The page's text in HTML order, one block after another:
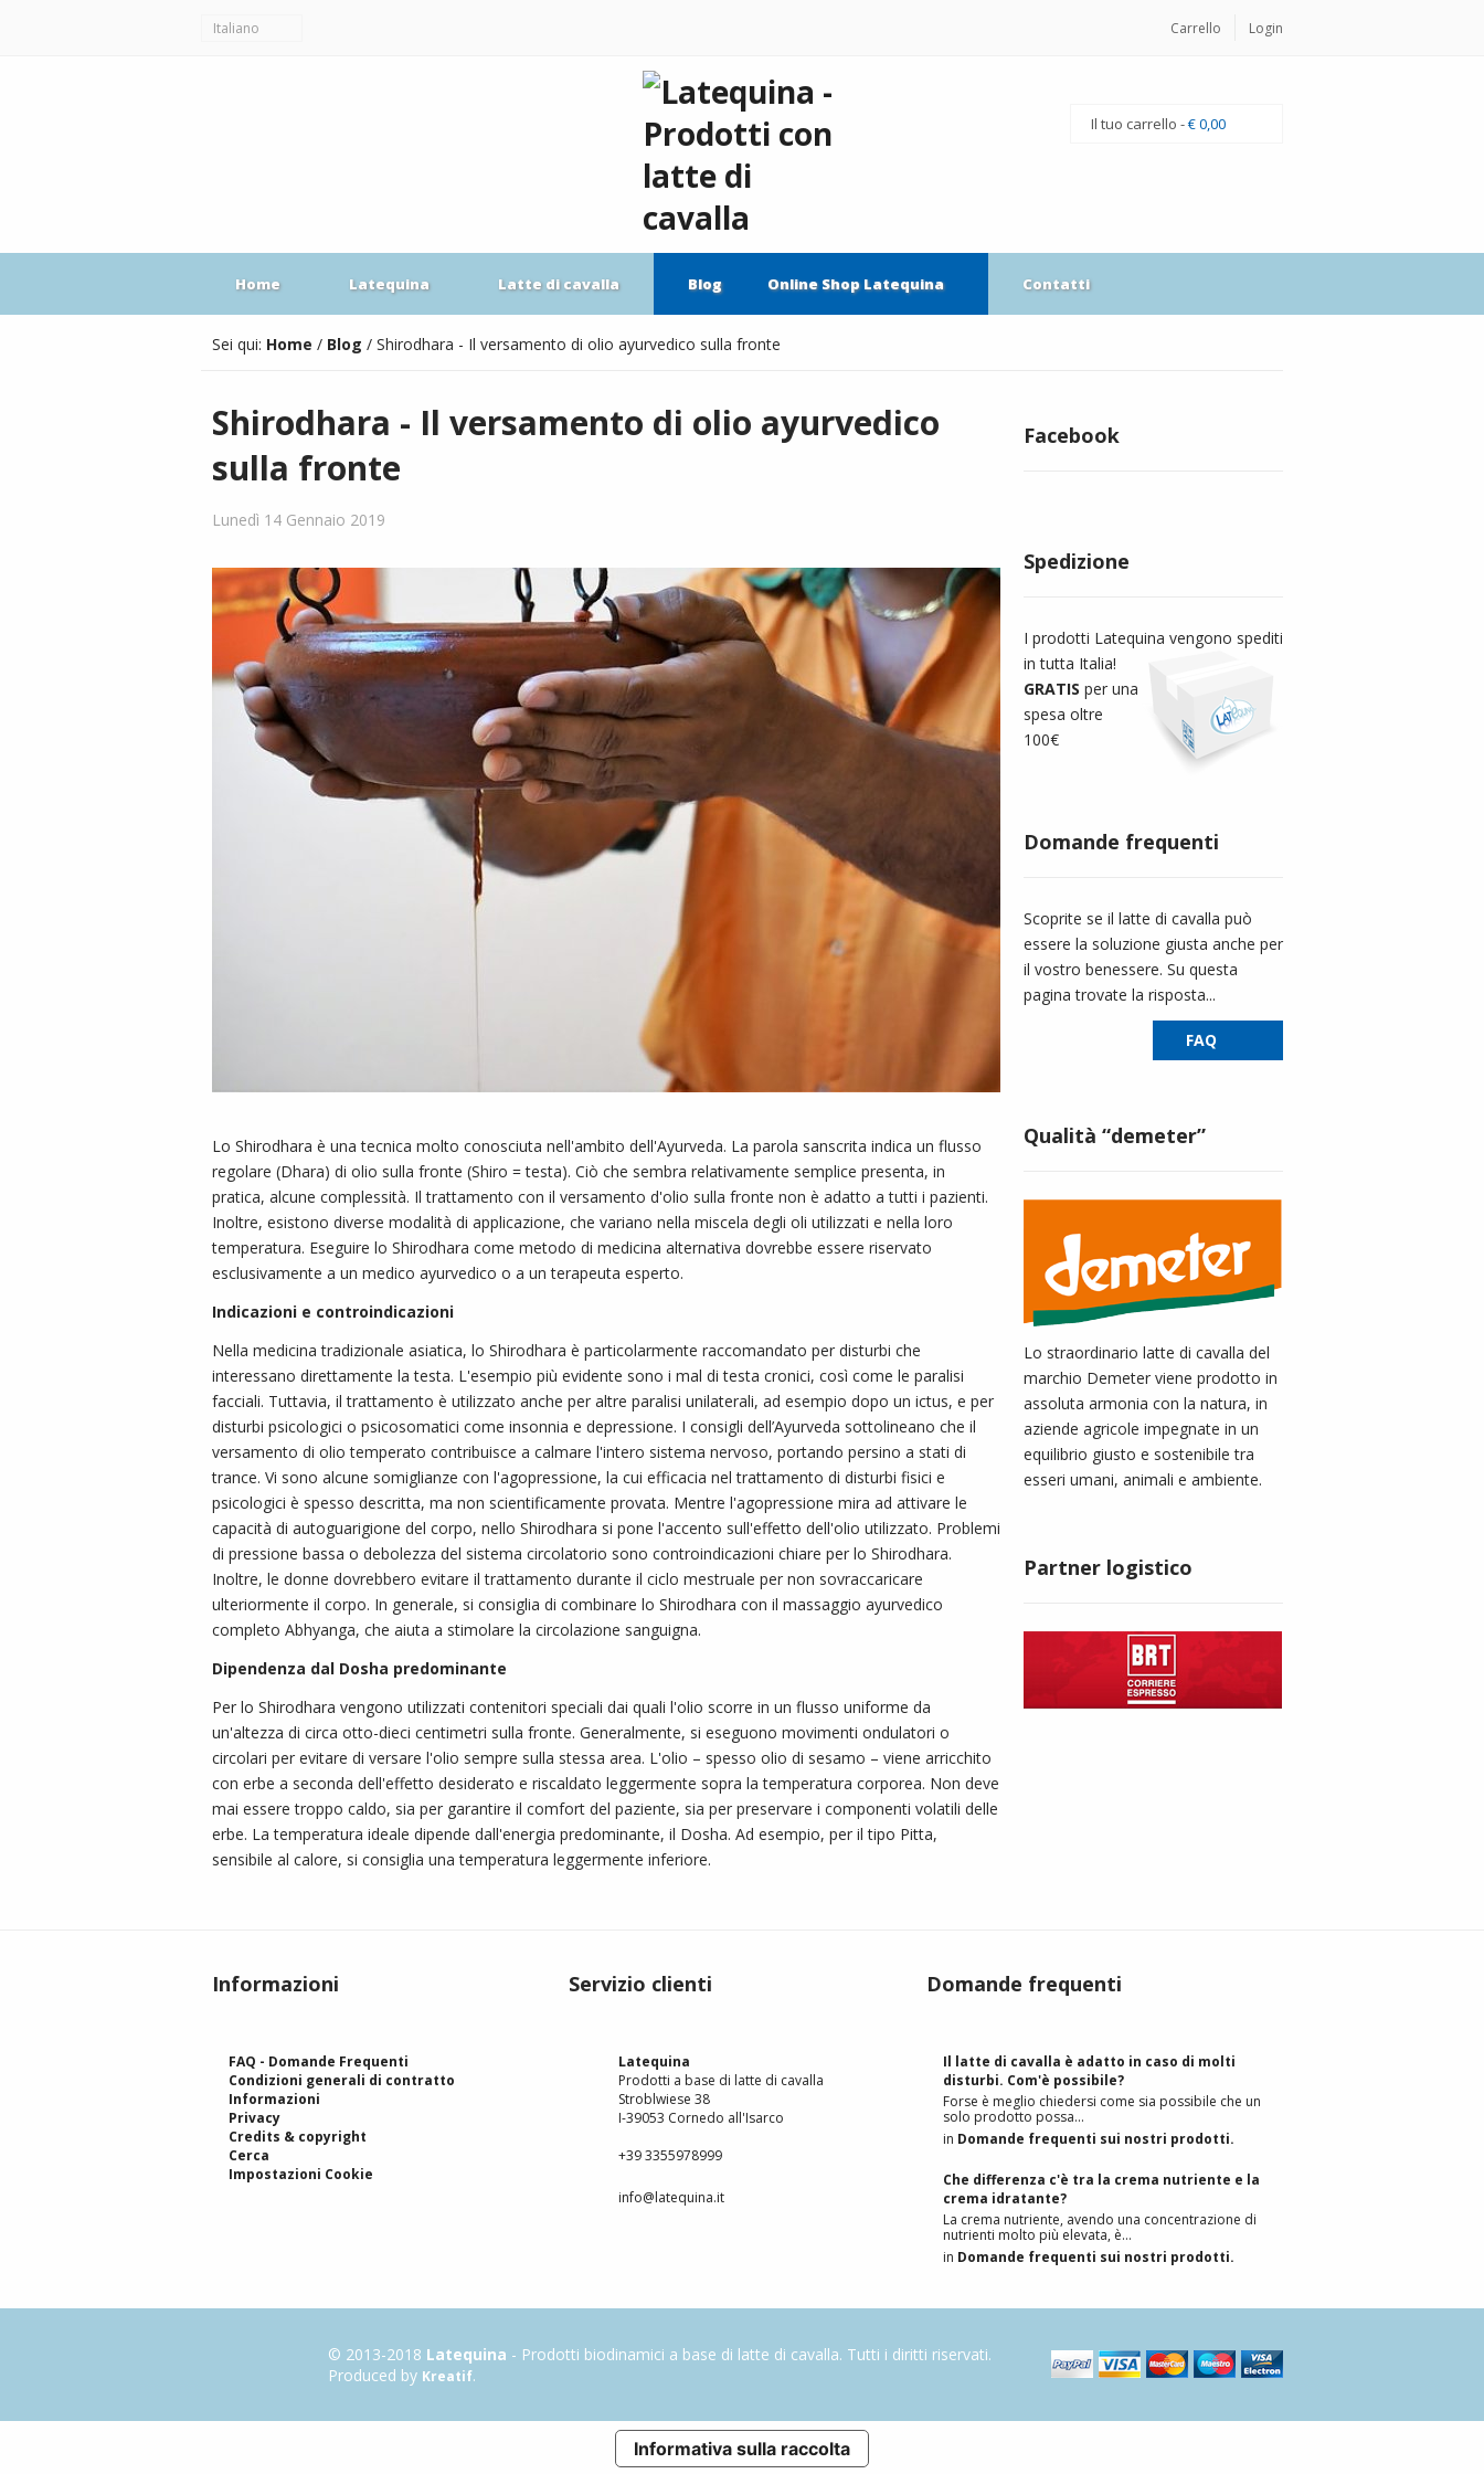
Italiano Carrello Login
Il tuo carrello -€ 0,00
Home Latequina Latte di cavalla Blog Online Shop Latequina Contatti
Sei qui: Home / Blog / Shirodhara - Il versamento di olio ayurvedico sulla fronte
Shirodhara - Il versamento di olio ayurvedico
sulla fronte
Lunedì 14 Gennaio 2019
Lo Shirodhara è una tecnica molto conosciuta nell'ambito dell'Ayurveda. La parola sanscrita indica un flusso
regolare (Dhara) di olio sulla fronte (Shiro = testa). Ciò che sembra relativamente semplice presenta, in
pratica, alcune complessità. Il trattamento con il versamento d'olio sulla fronte non è adatto a tutti i pazienti.
Inoltre, esistono diverse modalità di applicazione, che variano nella miscela degli oli utilizzati e nella loro
temperatura. Eseguire lo Shirodhara come metodo di medicina alternativa dovrebbe essere riservato
esclusivamente a un medico ayurvedico o a un terapeuta esperto.
Indicazioni e controindicazioni
Nella medicina tradizionale asiatica, lo Shirodhara è particolarmente raccomandato per disturbi che
interessano direttamente la testa. L'esempio più evidente sono i mal di testa cronici, così come le paralisi
facciali. Tuttavia, il trattamento è utilizzato anche per altre paralisi unilaterali, ad esempio dopo un ictus, e per
disturbi psicologici o psicosomatici come insonnia e depressione. I consigli dell’Ayurveda sottolineano che il
versamento di olio temperato contribuisce a calmare l'intero sistema nervoso, portando persino a stati di
trance. Vi sono alcune somiglianze con l'agopressione, la cui efficacia nel trattamento di disturbi fisici e
psicologici è spesso descritta, ma non scientificamente provata. Mentre l'agopressione mira ad attivare le
capacità di autoguarigione del corpo, nello Shirodhara si pone l'accento sull'effetto dell'olio utilizzato. Problemi
di pressione bassa o debolezza del sistema circolatorio sono controindicazioni chiare per lo Shirodhara.
Inoltre, le donne dovrebbero evitare il trattamento durante il ciclo mestruale per non sovraccaricare
ulteriormente il corpo. In generale, si consiglia di combinare lo Shirodhara con il massaggio ayurvedico
completo Abhyanga, che aiuta a stimolare la circolazione sanguigna.
Dipendenza dal Dosha predominante
Per lo Shirodhara vengono utilizzati contenitori speciali dai quali l'olio scorre in un flusso uniforme da
un'altezza di circa otto-dieci centimetri sulla fronte. Generalmente, si eseguono movimenti ondulatori o
circolari per evitare di versare l'olio sempre sulla stessa area. L'olio – spesso olio di sesamo – viene arricchito
con erbe a seconda dell'effetto desiderato e riscaldato leggermente sopra la temperatura corporea. Non deve
mai essere troppo caldo, sia per garantire il comfort del paziente, sia per preservare i componenti volatili delle
erbe. La temperatura ideale dipende dall'energia predominante, il Dosha. Ad esempio, per il tipo Pitta,
sensibile al calore, si consiglia una temperatura leggermente inferiore.
Facebook
Spedizione
I prodotti Latequina vengono spediti
in tutta Italia!
GRATIS per una
spesa oltre
100€
Domande frequenti
Scoprite se il latte di cavalla può
essere la soluzione giusta anche per
il vostro benessere. Su questa
pagina trovate la risposta...
FAQ
Qualità “demeter”
Lo straordinario latte di cavalla del
marchio Demeter viene prodotto in
assoluta armonia con la natura, in
aziende agricole impegnate in un
equilibrio giusto e sostenibile tra
esseri umani, animali e ambiente.
Partner logistico
Informazioni
FAQ - Domande Frequenti
Condizioni generali di contratto
Informazioni
Privacy
Credits & copyright
Cerca
Impostazioni Cookie
Servizio clienti
Latequina
Prodotti a base di latte di cavalla
Stroblwiese 38
I-39053 Cornedo all'Isarco
+39 3355978999
info@latequina.it
Domande frequenti
Il latte di cavalla è adatto in caso di molti
disturbi. Com'è possibile?
Forse è meglio chiedersi come sia possibile che un
solo prodotto possa…
in Domande frequenti sui nostri prodotti.
Che differenza c'è tra la crema nutriente e la
crema idratante?
La crema nutriente, avendo una concentrazione di
nutrienti molto più elevata, è…
in Domande frequenti sui nostri prodotti.
© 2013-2018 Latequina - Prodotti biodinamici a base di latte di cavalla. Tutti i diritti riservati.
Produced by Kreatif.
Informativa sulla raccolta